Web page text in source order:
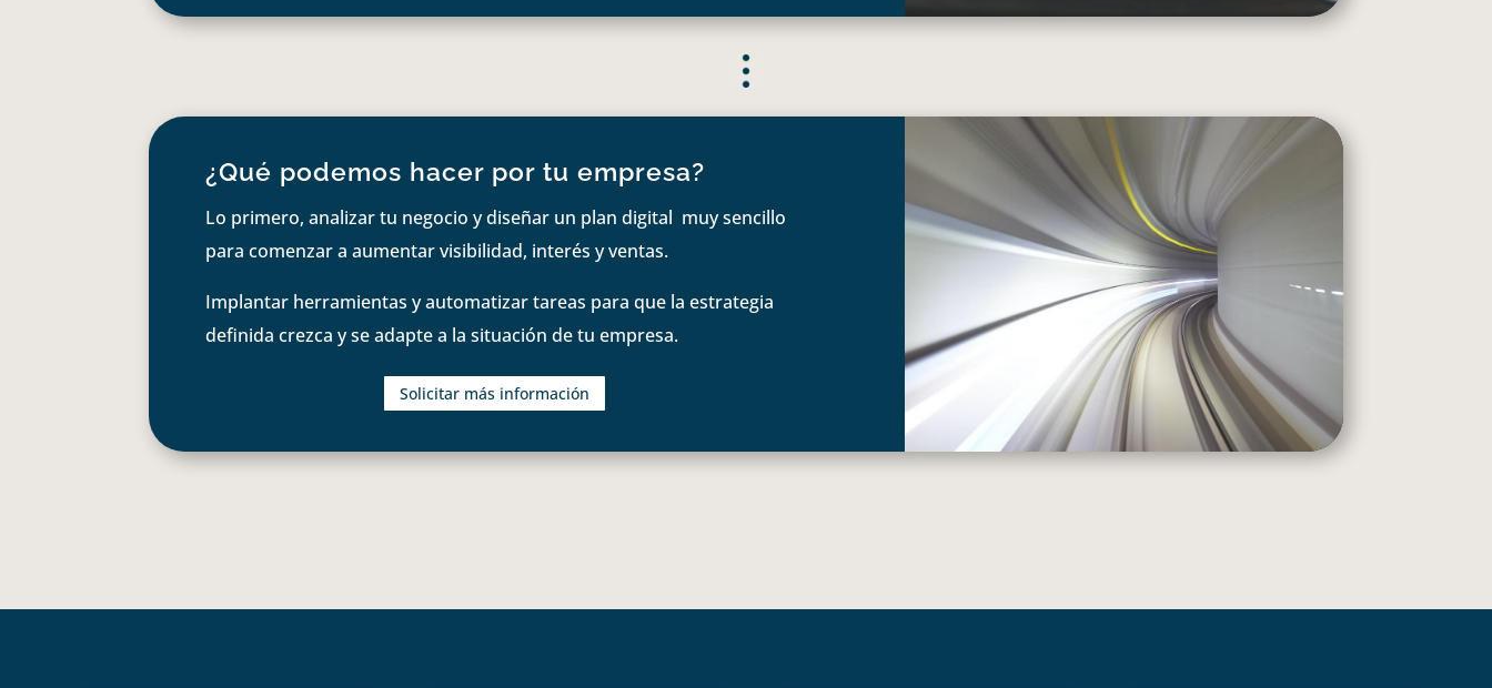
¿Qué podemos hacer por tu empresa?
Lo primero, analizar tu negocio y diseñar un plan digital muy sencillo
para comenzar a aumentar visibilidad, interés y ventas.
Implantar herramientas y automatizar tareas para que la estrategia
definida crezca y se adapte a la situación de tu empresa.
Solicitar más información